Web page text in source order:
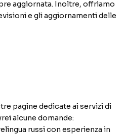
aggiornata. Inoltre, offriamo
e gli aggiornamenti delle
pagine dedicate ai servizi di
alcune domande:​
russi con esperienza in